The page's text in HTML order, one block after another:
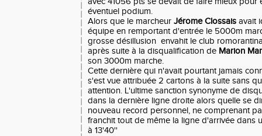
éventuel podium.
Alors que le marcheur Jérome Clossais avait
équipe en remportant d'entrée le 5000m
grosse désillusion envahit le club
après suite à la disqualification de Marion
son 3000m marche.
Cette dernière qui n'avait pourtant jamais
s'est vue attribuée 2 cartons à la suite sans
attention. L'ultime sanction synonyme de
dans la dernière ligne droite alors quelle se
nouveau record personnel, ne comprenant
franchit tout de même la ligne d'arrivée dans
à 13'40''